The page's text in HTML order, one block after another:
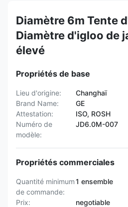
Diamètre 6m Tente
Diamètre d'igloo de
élevé
Propriétés de base
Lieu d'origine:
Changhaï
Brand Name:
GE
Attestation:
ISO, ROSH
Numéro de
modèle:
JD6.0M-007
Propriétés commerciales
Quantité minimum
de commande:
1 ensemble
Prix:
negotiable